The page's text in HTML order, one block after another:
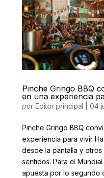
Pinche Gringo BBQ
en una experiencia
por Editor principal 04
Pinche Gringo BBQ
experiencia para vivir
desde la pantalla y
sentidos. Para el
apuesta por lo segundo